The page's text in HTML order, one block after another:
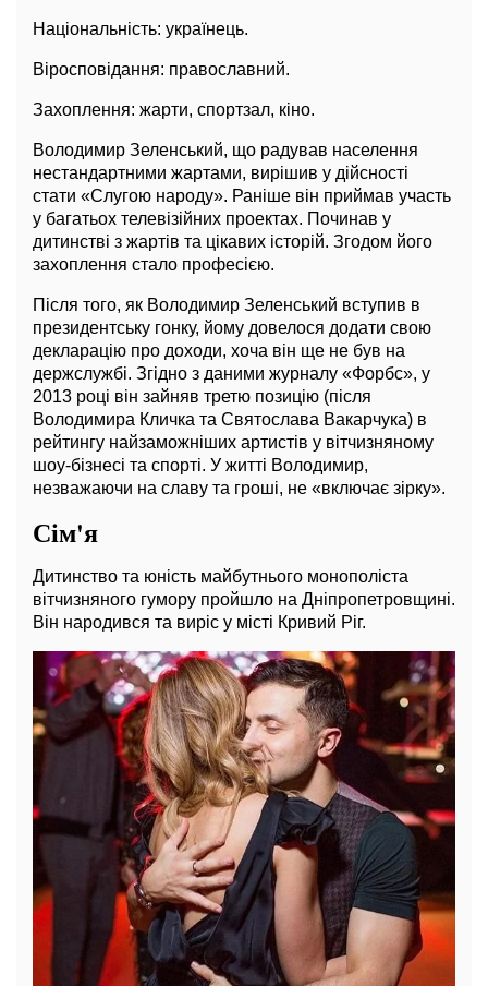
Національність: українець.
Віросповідання: православний.
Захоплення: жарти, спортзал, кіно.
Володимир Зеленський, що радував населення
нестандартними жартами, вирішив у дійсності
стати «Слугою народу». Раніше він приймав участь
у багатьох телевізійних проектах. Починав у
дитинстві з жартів та цікавих історій. Згодом його
захоплення стало професією.
Після того, як Володимир Зеленський вступив в
президентську гонку, йому довелося додати свою
декларацію про доходи, хоча він ще не був на
держслужбі. Згідно з даними журналу «Форбс», у
2013 році він зайняв третю позицію (після
Володимира Кличка та Святослава Вакарчука) в
рейтингу найзаможніших артистів у вітчизняному
шоу-бізнесі та спорті. У житті Володимир,
незважаючи на славу та гроші, не «включає зірку».
Сім'я
Дитинство та юність майбутнього монополіста
вітчизняного гумору пройшло на Дніпропетровщині.
Він народився та виріс у місті Кривий Ріг.